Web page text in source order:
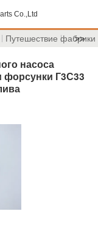
Co.,Ltd
Путешествие фабрики
>>
насоса
форсунки Г3С33